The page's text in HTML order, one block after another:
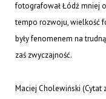
fotografował Łódź mniej
tempo rozwoju, wielkość
były fenomenem na
zaś zwyczajność.
Maciej Cholewiński (Cytat